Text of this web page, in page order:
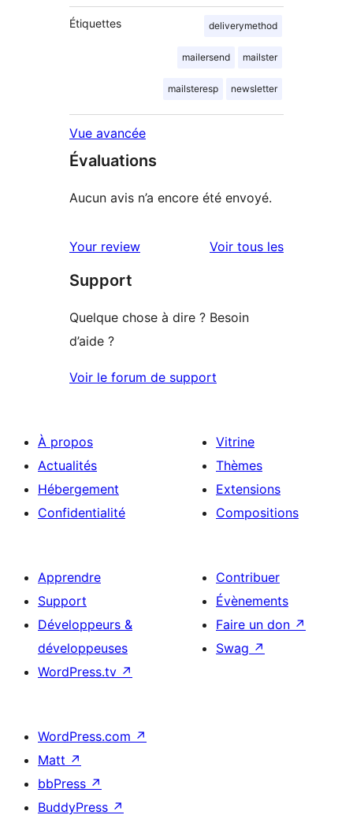
Étiquettes deliverymethod
mailersend mailster
mailsteresp newsletter
Vue avancée
Évaluations
Aucun avis n’a encore été envoyé.
Your review Voir tous lesavis
Support
Quelque chose à dire ? Besoin
d’aide ?
Voir le forum de support
À propos
Actualités
Hébergement
Confidentialité
Vitrine
Thèmes
Extensions
Compositions
Apprendre
Support
Développeurs &
développeuses
WordPress.tv ↗
Contribuer
Évènements
Faire un don ↗
Swag ↗
WordPress.com ↗
Matt ↗
bbPress ↗
BuddyPress ↗